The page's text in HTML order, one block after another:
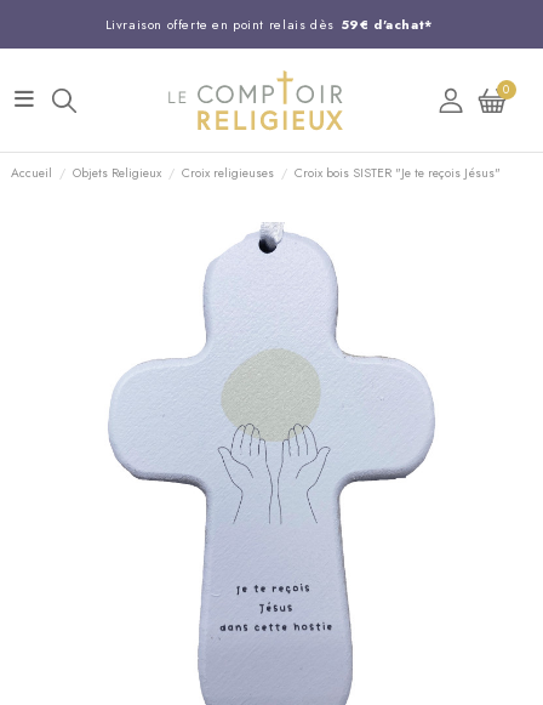
Livraison offerte en point relais dès 59€ d'achat*
Entreprise Française familiale
Support client disponible au 03 20 24 74 15
Commandez avant 14H, expédition le jour même !
0
Accueil Objets Religieux Croix religieuses Croix bois SISTER "Je te reçois Jésus"